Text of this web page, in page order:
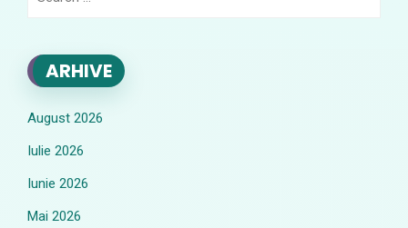
ARHIVE
August 2026
Iulie 2026
Iunie 2026
Mai 2026